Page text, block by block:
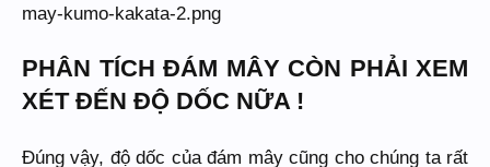
PHÂN TÍCH ĐÁM MÂY CÒN PHẢI XEM
XÉT ĐẾN ĐỘ DỐC NỮA !
Đúng vậy, độ dốc của đám mây cũng cho chúng ta rất